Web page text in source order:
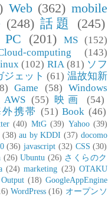
Web (362) mobile
(248) 話題
(245)
PC (201) MS (152)
computing
(143)
(102) RIA (81) ソフ
ジェット (61) 温故知新
Game (58) Windows
AWS (55) 映画
(54)
外携帯 (51) Book (46)
(40) MtG (39) Yahoo (39)
(38) au by KDDI (37) docomo
(36) javascript (32) CSS (30)
(26) Ubuntu (26) さくらのク
(24) marketing (23) OTAKU
Output (18) GoogleAppEngine
WordPress (16) オープンソ